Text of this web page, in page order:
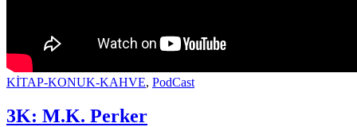
KİTAP-KONUK-KAHVE, PodCast
3K: M.K. Perker